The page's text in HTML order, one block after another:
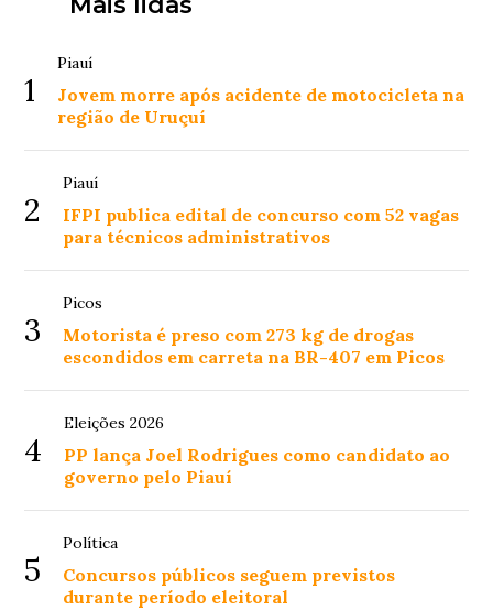
1
Piauí
Jovem morre após acidente de motocicleta na
região de Uruçuí
2
Piauí
IFPI publica edital de concurso com 52 vagas
para técnicos administrativos
3
Picos
Motorista é preso com 273 kg de drogas
escondidos em carreta na BR-407 em Picos
4
Eleições 2026
PP lança Joel Rodrigues como candidato ao
governo pelo Piauí
5
Política
Concursos públicos seguem previstos
durante período eleitoral